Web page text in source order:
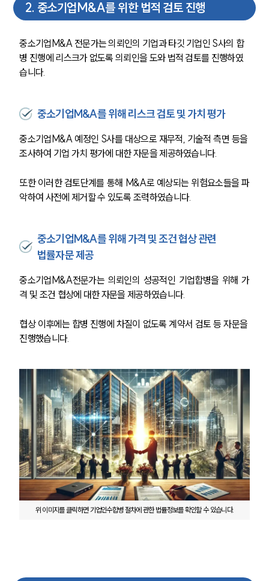
2. 중소기업M&A를 위한 법적 검토 진행
중소기업M&A 전문가는 의뢰인의 기업과 타깃 기업인 S사의 합
병 진행에 리스크가 없도록 의뢰인을 도와 법적 검토를 진행하였
습니다.
중소기업M&A를 위해 리스크 검토 및 가치 평가
중소기업M&A 예정인 S사를 대상으로 재무적, 기술적 측면 등을
조사하여 기업 가치 평가에 대한 자문을 제공하였습니다.
또한 이러한 검토단계를 통해 M&A로 예상되는 위험요소들을 파
악하여 사전에 제거할 수 있도록 조력하였습니다.
중소기업M&A를 위해 가격 및 조건 협상 관련
법률자문 제공
중소기업M&A전문가는 의뢰인의 성공적인 기업합병을 위해 가
격 및 조건 협상에 대한 자문을 제공하였습니다.
협상 이후에는 합병 진행에 차질이 없도록 계약서 검토 등 자문을
진행했습니다.
위 이미지를 클릭하면 기업인수합병 절차에 관한 법률정보를 확인할 수 있습니다.